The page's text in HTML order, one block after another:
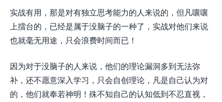
实战有用，那是对有独立思考能力的人来说的，但凡嚷嚷
上擂台的，已经是属于没脑子的一种了，实战对他们来说
也就毫无用途，只会浪费时间而已！
因为对于没脑子的人来说，他们的理论漏洞多到无法弥
补，还不愿意深入学习，只会自创理论，凡是自己认为对
的，他们就奉若神明！殊不知自己的认知低到不忍直视，